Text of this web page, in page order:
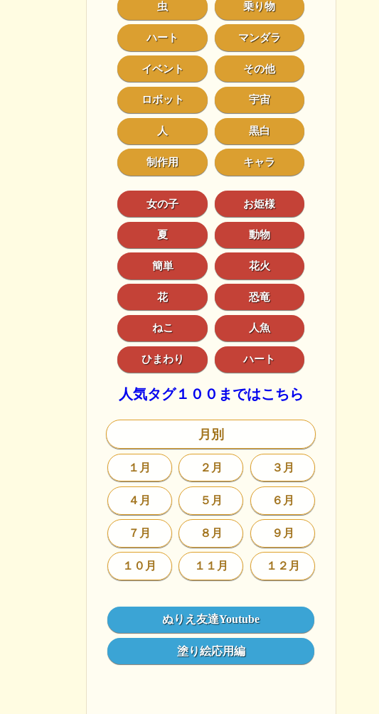
虫 乗り物
ハート マンダラ
イベント その他
ロボット 宇宙
人 黒白
制作用 キャラ
女の子 お姫様
夏 動物
簡単 花火
花 恐竜
ねこ 人魚
ひまわり ハート
人気タグ１００まではこちら
月別
１月 ２月 ３月
４月 ５月 ６月
７月 ８月 ９月
１０月 １１月 １２月
ぬりえ友達Youtube
塗り絵応用編